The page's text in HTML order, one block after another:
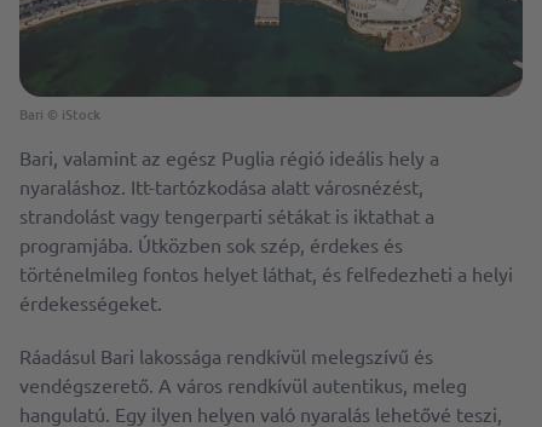
Bari © iStock
Bari, valamint az egész Puglia régió ideális hely a
nyaraláshoz. Itt-tartózkodása alatt városnézést,
strandolást vagy tengerparti sétákat is iktathat a
programjába. Útközben sok szép, érdekes és
történelmileg fontos helyet láthat, és felfedezheti a helyi
érdekességeket.
Ráadásul Bari lakossága rendkívül melegszívű és
vendégszerető. A város rendkívül autentikus, meleg
hangulatú. Egy ilyen helyen való nyaralás lehetővé teszi,